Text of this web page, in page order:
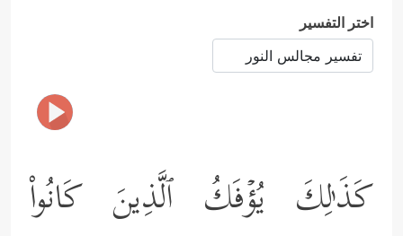
اختر التفسير
كَذَ ٰ⁠لِكَ یُؤۡفَكُ ٱلَّذِینَ كَانُواْ